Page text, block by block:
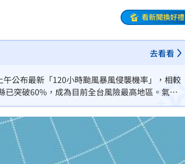
看新聞換好禮
去看看
公布最新「120小時颱風暴風侵襲機率」，相較
突破60%，成為目前全台風險最高地區。氣象
趨勢，預估週五（10日）起開始影響台灣天氣。